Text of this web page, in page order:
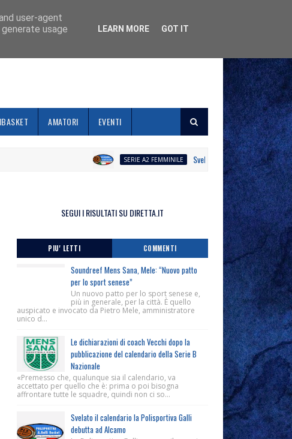
AMATORI EVENTI
SERIE A2 FEMMINILE Svelato il calendario la Polisportiva
SEGUI I RISULTATI SU DIRETTA.IT
PIU' LETTI COMMENTI
Soundreef Mens Sana, Mele: “Nuovo patto
per lo sport senese”
Un nuovo patto per lo sport senese e,
più in generale, per la città. È quello
auspicato e invocato da Pietro Mele, amministratore
unico d...
Le dichiarazioni di coach Vecchi dopo la
pubblicazione del calendario della Serie B
Nazionale
«Premesso che, qualunque sia il calendario, va
accettato per quello che è: prima o poi bisogna
affrontare tutte le squadre, quindi non ci so...
Svelato il calendario la Polisportiva Galli
debutta ad Alcamo
user-agent
usage
LEARN MORE GOT IT